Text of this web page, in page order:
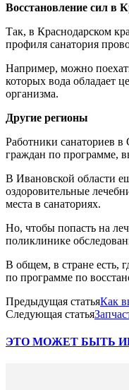
Восстановление сил в
Так, в Краснодарском
профиля санатория
Например, можно
которых вода обладает
организма.
Другие регионы
Работники санаториев
граждан по программе,
В Ивановской области
оздоровительные
места в санаториях.
Но, чтобы попасть на
поликлинике
В общем, в стране есть,
по программе по
Предыдущая статьяКак
Следующая статья
ЭТО МОЖЕТ БЫТЬ